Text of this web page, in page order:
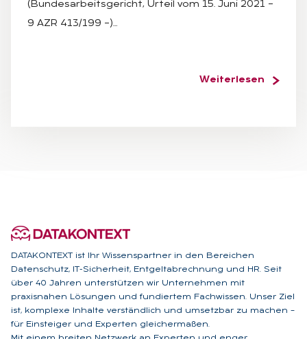
(Bundesarbeitsgericht, Urteil vom 15. Juni 2021 –
9 AZR 413/199 –)…
Weiterlesen
DATAKONTEXT ist Ihr Wissenspartner in den Bereichen
Datenschutz, IT-Sicherheit, Entgeltabrechnung und HR. Seit
über 40 Jahren unterstützen wir Unternehmen mit
praxisnahen Lösungen und fundiertem Fachwissen. Unser Ziel
ist, komplexe Inhalte verständlich und umsetzbar zu machen –
für Einsteiger und Experten gleichermaßen.